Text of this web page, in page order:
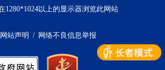
1280*1024以上的显示器浏览此网站
网站声明 / 网络不良信息举报